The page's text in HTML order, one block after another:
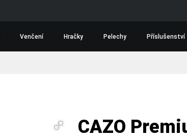
Venčení Hračky Pelechy Příslušenství
CAZO